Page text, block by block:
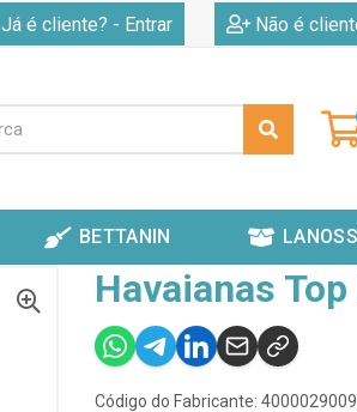
Já é cliente? - Entrar Não é
BETTANIN
Havaianas
Código do Fabricante: